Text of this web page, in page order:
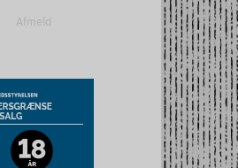
Afmeld